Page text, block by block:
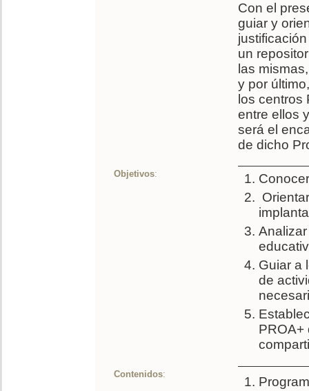
Con el
guiar y
un
las
y por
los
entre ellos
será el
de dicho
Objetivos:
Guiar a
de
PROA+
Contenidos: